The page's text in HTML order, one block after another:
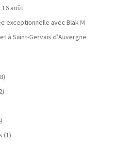
16 août
exceptionnelle avec Blak M
à Saint-Gervais d’Auvergne
(1)